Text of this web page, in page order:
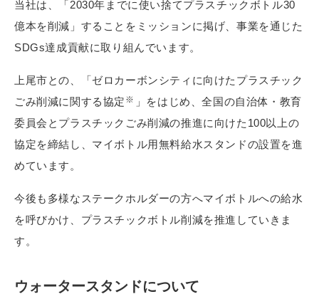
当社は、「2030年までに使い捨てプラスチックボトル30
億本を削減」することをミッションに掲げ、事業を通じた
SDGs達成貢献に取り組んでいます。
上尾市との、「ゼロカーボンシティに向けたプラスチック
ごみ削減に関する協定 ※ 」をはじめ、全国の自治体・教育
委員会とプラスチックごみ削減の推進に向けた100以上の
協定を締結し、マイボトル用無料給水スタンドの設置を進
めています。
今後も多様なステークホルダーの方へマイボトルへの給水
を呼びかけ、プラスチックボトル削減を推進していきま
す。
ウォータースタンドについて